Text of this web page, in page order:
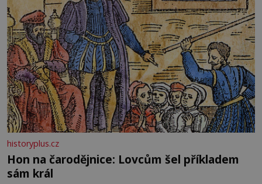
historyplus.cz
Hon na čarodějnice: Lovcům šel příkladem
sám král